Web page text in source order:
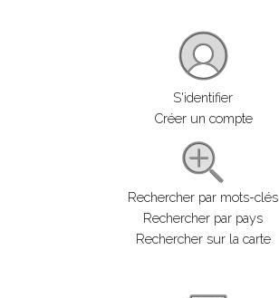
S'identifier
Créer un compte
Rechercher par mots-clés
Rechercher par pays
Rechercher sur la carte